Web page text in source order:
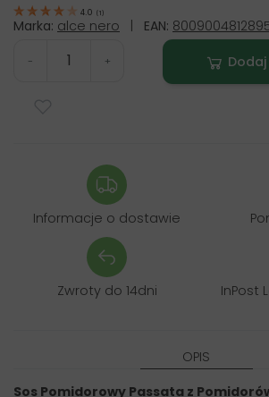
4.0 (1)
Marka: alce nero | EAN:
- +
Informacje o dostawie
Zwroty do 14dni InPost
OPIS
Sos Pomidorowy Passata z